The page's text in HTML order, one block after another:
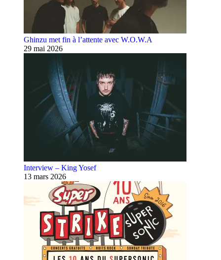
Ghinzu met fin à l’attente avec W.O.W.A
29 mai 2026
Interview – King Yosef
13 mars 2026